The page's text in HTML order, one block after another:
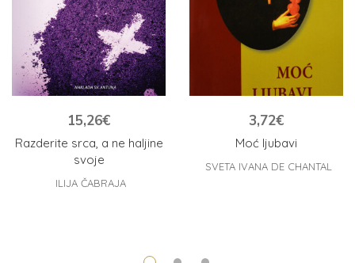
Razderite srca, a ne haljine
svoje
15,26€
ILIJA ČABRAJA
Moć ljubavi
3,72€
SVETA IVANA DE CHANTAL